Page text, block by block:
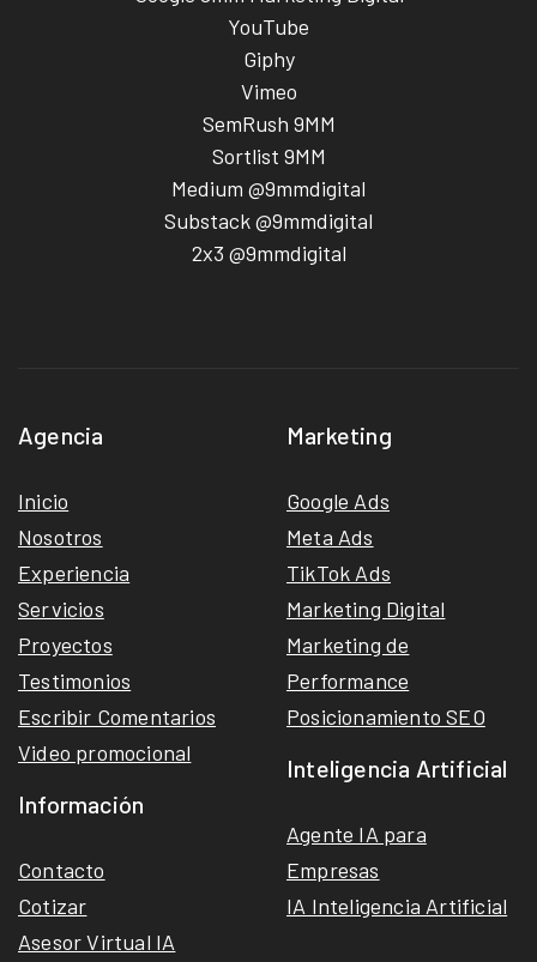
YouTube
Giphy
Vimeo
SemRush 9MM
Sortlist 9MM
Medium @9mmdigital
Substack @9mmdigital
2x3 @9mmdigital
Agencia
Inicio
Nosotros
Experiencia
Servicios
Proyectos
Testimonios
Escribir Comentarios
Video promocional
Información
Contacto
Cotizar
Asesor Virtual IA
Marketing
Google Ads
Meta Ads
TikTok Ads
Marketing Digital
Marketing de
Performance
Posicionamiento SEO
Inteligencia Artificial
Agente IA para
Empresas
IA Inteligencia Artificial